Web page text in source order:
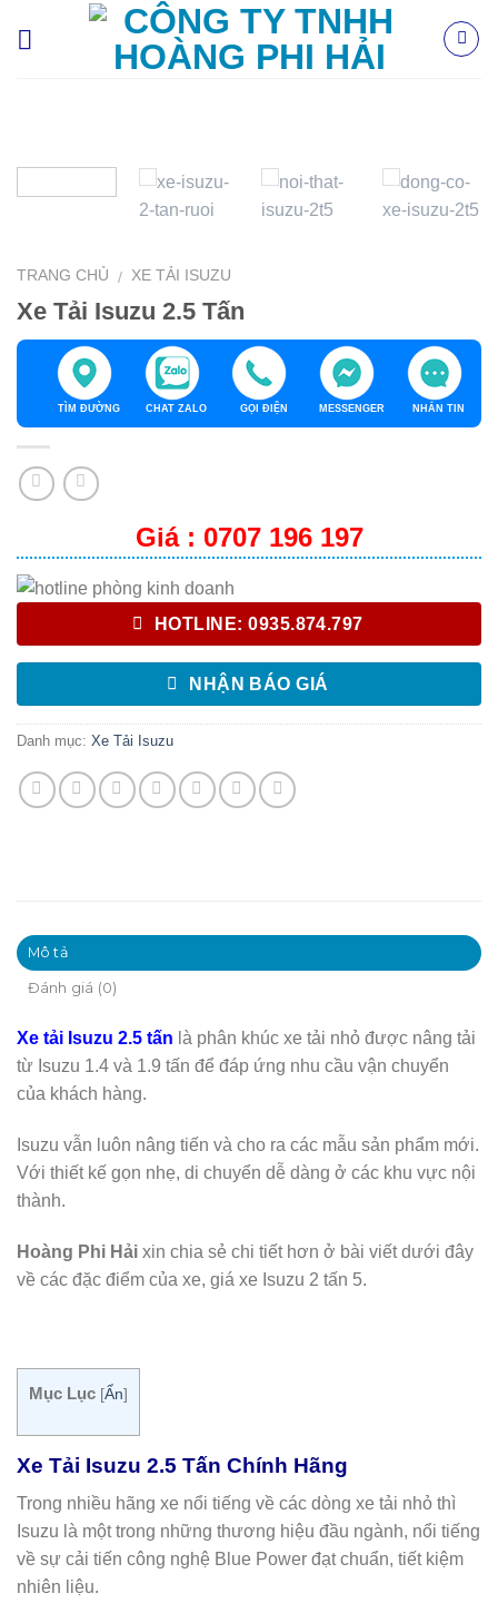
TRANG CHỦ / XE TẢI ISUZU
Xe Tải Isuzu 2.5 Tấn
TÌM ĐƯỜNG CHAT ZALO GỌI ĐIỆN MESSENGER NHẮN TIN
Giá : 0707 196 197
HOTLINE: 0935.874.797
NHẬN BÁO GIÁ
Danh mục: Xe Tải Isuzu
Mô tả
Đánh giá (0)
Xe tải Isuzu 2.5 tấn là phân khúc xe tải nhỏ được nâng tải
từ Isuzu 1.4 và 1.9 tấn để đáp ứng nhu cầu vận chuyển
của khách hàng.
Isuzu vẫn luôn nâng tiến và cho ra các mẫu sản phẩm mới.
Với thiết kế gọn nhẹ, di chuyển dễ dàng ở các khu vực nội
thành.
Hoàng Phi Hải xin chia sẻ chi tiết hơn ở bài viết dưới đây
về các đặc điểm của xe, giá xe Isuzu 2 tấn 5.
Mục Lục [Ẩn]
Xe Tải Isuzu 2.5 Tấn Chính Hãng
Trong nhiều hãng xe nổi tiếng về các dòng xe tải nhỏ thì
Isuzu là một trong những thương hiệu đầu ngành, nổi tiếng
về sự cải tiến công nghệ Blue Power đạt chuẩn, tiết kiệm
nhiên liệu.